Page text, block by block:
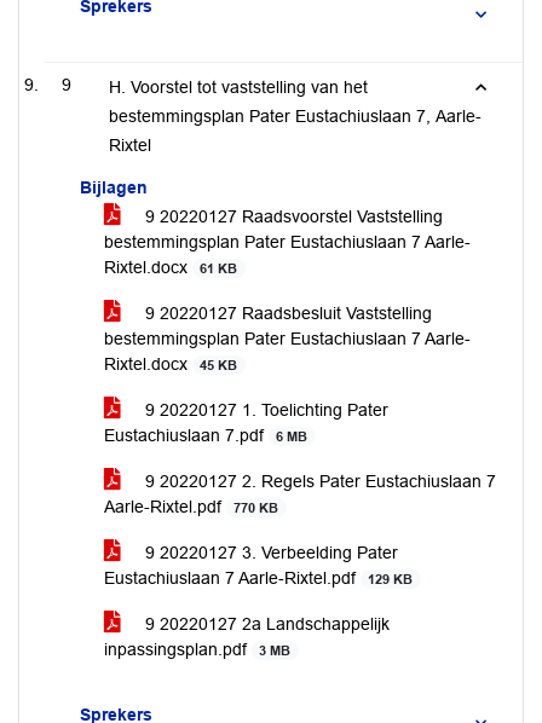
Sprekers
9
H. Voorstel tot vaststelling van het
bestemmingsplan Pater Eustachiuslaan 7, Aarle-
Rixtel
Bijlagen
9 20220127 Raadsvoorstel Vaststelling
bestemmingsplan Pater Eustachiuslaan 7 Aarle-
Rixtel.docx
61 KB
9 20220127 Raadsbesluit Vaststelling
bestemmingsplan Pater Eustachiuslaan 7 Aarle-
Rixtel.docx
45 KB
9 20220127 1. Toelichting Pater
Eustachiuslaan 7.pdf
6 MB
9 20220127 2. Regels Pater Eustachiuslaan 7
Aarle-Rixtel.pdf
770 KB
9 20220127 3. Verbeelding Pater
Eustachiuslaan 7 Aarle-Rixtel.pdf
129 KB
9 20220127 2a Landschappelijk
inpassingsplan.pdf
3 MB
Sprekers